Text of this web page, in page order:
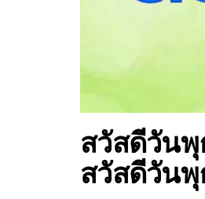
สวัสดีวันพุ
สวัสดีวันพุ